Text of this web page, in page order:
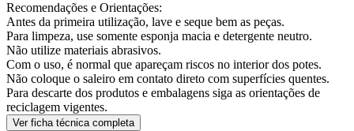
Recomendações e Orientações:
Antes da primeira utilização, lave e seque bem as peças.
Para limpeza, use somente esponja macia e detergente neutro.
Não utilize materiais abrasivos.
Com o uso, é normal que apareçam riscos no interior dos potes.
Não coloque o saleiro em contato direto com superfícies quentes.
Para descarte dos produtos e embalagens siga as orientações de
reciclagem vigentes.
Ver ficha técnica completa